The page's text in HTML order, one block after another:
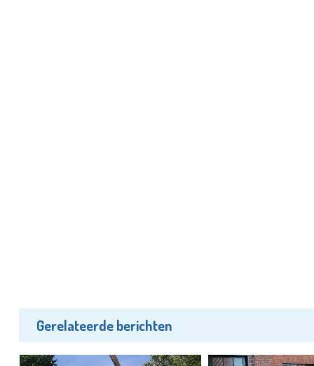
Gerelateerde berichten